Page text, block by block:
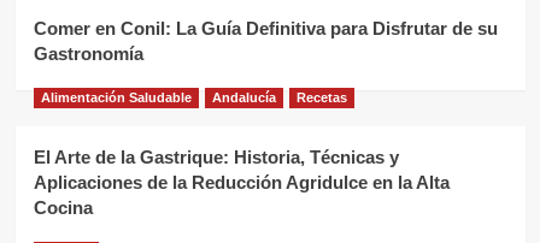
Comer en Conil: La Guía Definitiva para Disfrutar de su
Gastronomía
Alimentación Saludable Andalucía Recetas
El Arte de la Gastrique: Historia, Técnicas y
Aplicaciones de la Reducción Agridulce en la Alta
Cocina